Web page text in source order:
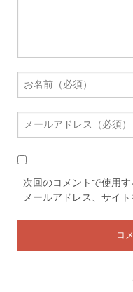
次回のコメントで使用
メールアドレス、サイト